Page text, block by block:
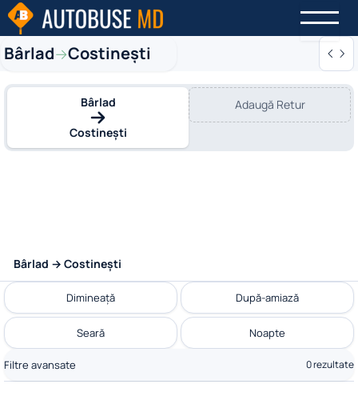
Bârlad→Costinești
Bârlad
Costinești
Adaugă Retur
Bârlad → Costinești
Dimineață După-amiază
Seară Noapte
Filtre avansate 0 rezultate